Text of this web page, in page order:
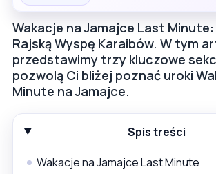
Wakacje na Jamajce Last Minute:
Rajską Wyspę Karaibów. W tym
przedstawimy trzy kluczowe
pozwolą Ci bliżej poznać uroki
Minute na Jamajce.
Spis treści
Wakacje na Jamajce Last Minute